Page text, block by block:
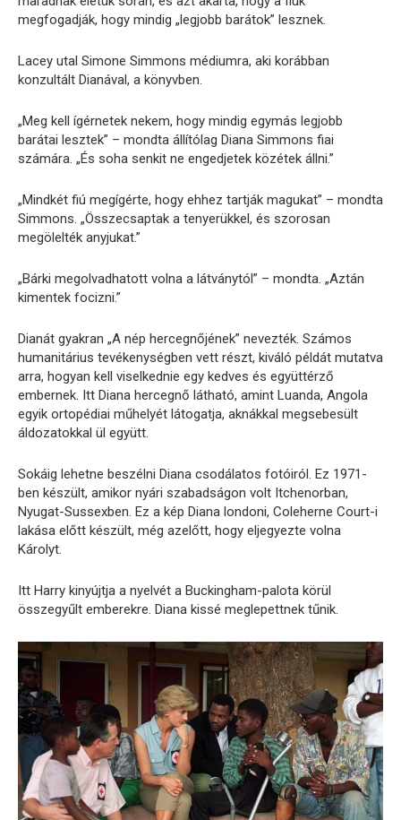
megfogadják, hogy mindig „legjobb barátok” lesznek.
Lacey utal Simone Simmons médiumra, aki korábban
konzultált Dianával, a könyvben.
„Meg kell ígérnetek nekem, hogy mindig egymás legjobb
barátai lesztek” – mondta állítólag Diana Simmons fiai
számára. „És soha senkit ne engedjetek közétek állni.”
„Mindkét fiú megígérte, hogy ehhez tartják magukat” – mondta
Simmons. „Összecsaptak a tenyerükkel, és szorosan
megölelték anyjukat.”
„Bárki megolvadhatott volna a látványtól” – mondta. „Aztán
kimentek focizni.”
Dianát gyakran „A nép hercegnőjének” nevezték. Számos
humanitárius tevékenységben vett részt, kiváló példát mutatva
arra, hogyan kell viselkednie egy kedves és együttérző
embernek. Itt Diana hercegnő látható, amint Luanda, Angola
egyik ortopédiai műhelyét látogatja, aknákkal megsebesült
áldozatokkal ül együtt.
Sokáig lehetne beszélni Diana csodálatos fotóiról. Ez 1971-
ben készült, amikor nyári szabadságon volt Itchenorban,
Nyugat-Sussexben. Ez a kép Diana londoni, Coleherne Court-i
lakása előtt készült, még azelőtt, hogy eljegyezte volna
Károlyt.
Itt Harry kinyújtja a nyelvét a Buckingham-palota körül
összegyűlt emberekre. Diana kissé meglepettnek tűnik.